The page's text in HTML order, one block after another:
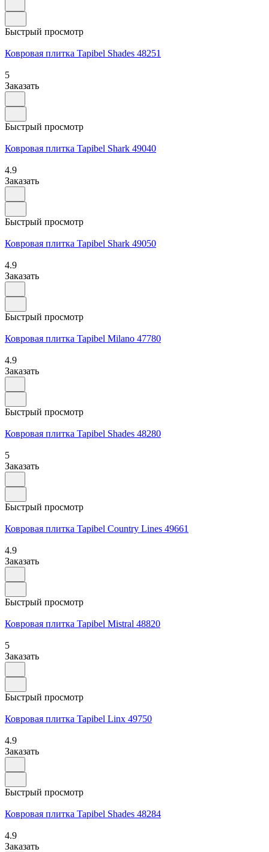
Быстрый просмотр
Ковровая плитка Tapibel Shades 48251
5
Заказать
Быстрый просмотр
Ковровая плитка Tapibel Shark 49040
4.9
Заказать
Быстрый просмотр
Ковровая плитка Tapibel Shark 49050
4.9
Заказать
Быстрый просмотр
Ковровая плитка Tapibel Milano 47780
4.9
Заказать
Быстрый просмотр
Ковровая плитка Tapibel Shades 48280
5
Заказать
Быстрый просмотр
Ковровая плитка Tapibel Country Lines 49661
4.9
Заказать
Быстрый просмотр
Ковровая плитка Tapibel Mistral 48820
5
Заказать
Быстрый просмотр
Ковровая плитка Tapibel Linx 49750
4.9
Заказать
Быстрый просмотр
Ковровая плитка Tapibel Shades 48284
4.9
Заказать